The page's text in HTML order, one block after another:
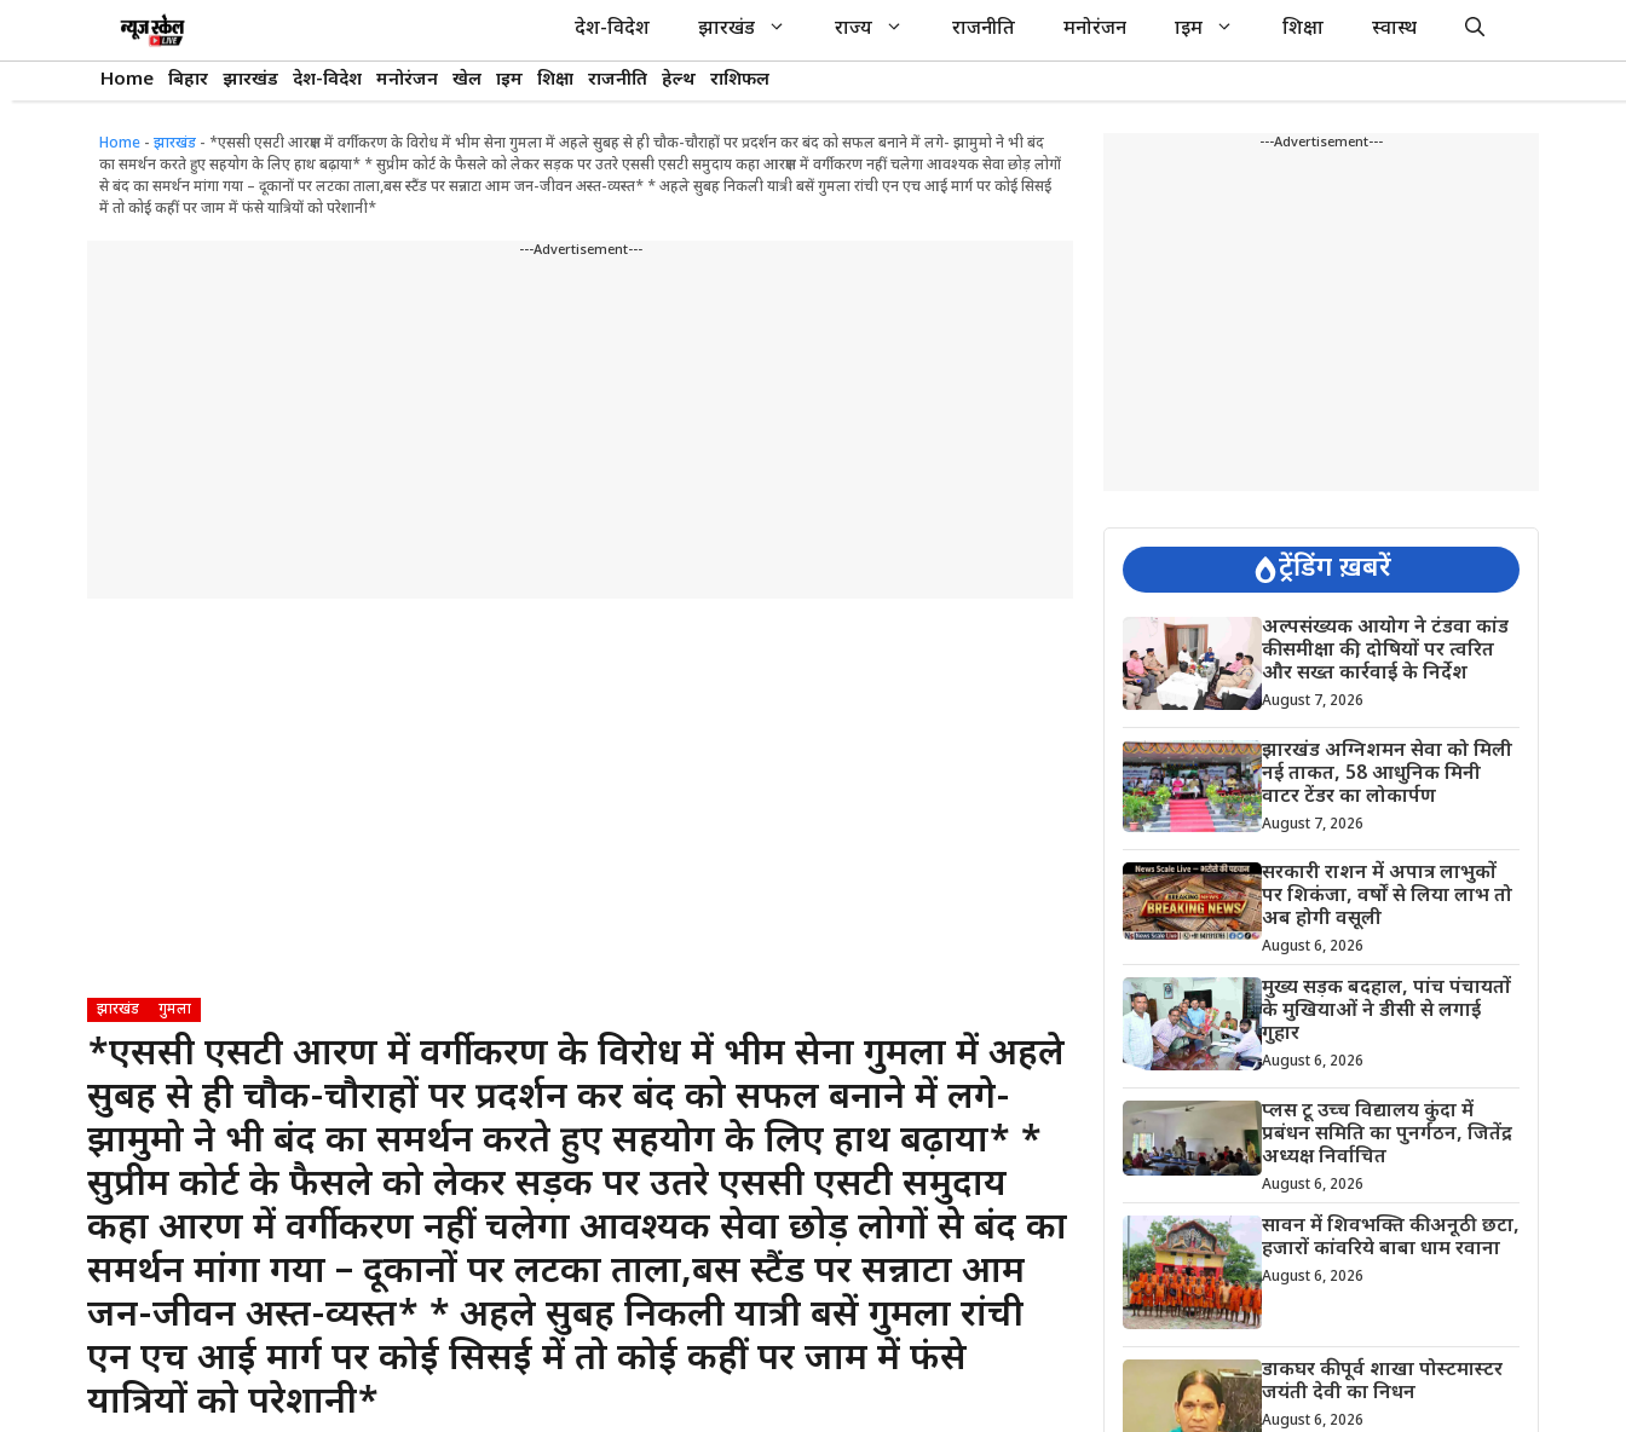
देश-विदेश झारखंड राज्य राजनीति मनोरंजन क्राइम शिक्षा स्वास्थ
Home बिहार झारखंड देश-विदेश मनोरंजन खेल क्राइम शिक्षा राजनीति हेल्थ राशिफल
Home - झारखंड - *एससी एसटी आरक्षण में वर्गीकरण के विरोध में भीम सेना गुमला में अहले सुबह से ही चौक-चौराहों पर प्रदर्शन कर बंद को सफल बनाने में लगे- झामुमो ने भी बंद
का समर्थन करते हुए सहयोग के लिए हाथ बढ़ाया* * सुप्रीम कोर्ट के फैसले को लेकर सड़क पर उतरे एससी एसटी समुदाय कहा आरक्षण में वर्गीकरण नहीं चलेगा आवश्यक सेवा छोड़ लोगों
से बंद का समर्थन मांगा गया – दूकानों पर लटका ताला,बस स्टैंड पर सन्नाटा आम जन-जीवन अस्त-व्यस्त* * अहले सुबह निकली यात्री बसें गुमला रांची एन एच आई मार्ग पर कोई सिसई
में तो कोई कहीं पर जाम में फंसे यात्रियों को परेशानी*
---Advertisement---
झारखंड गुमला
*एससी एसटी आरक्षण में वर्गीकरण के विरोध में भीम सेना गुमला में अहले
सुबह से ही चौक-चौराहों पर प्रदर्शन कर बंद को सफल बनाने में लगे-
झामुमो ने भी बंद का समर्थन करते हुए सहयोग के लिए हाथ बढ़ाया* *
सुप्रीम कोर्ट के फैसले को लेकर सड़क पर उतरे एससी एसटी समुदाय
कहा आरक्षण में वर्गीकरण नहीं चलेगा आवश्यक सेवा छोड़ लोगों से बंद का
समर्थन मांगा गया – दूकानों पर लटका ताला,बस स्टैंड पर सन्नाटा आम
जन-जीवन अस्त-व्यस्त* * अहले सुबह निकली यात्री बसें गुमला रांची
एन एच आई मार्ग पर कोई सिसई में तो कोई कहीं पर जाम में फंसे
यात्रियों को परेशानी*
---Advertisement---
ट्रेंडिंग ख़बरें
अल्पसंख्यक आयोग ने टंडवा कांड
की समीक्षा की, दोषियों पर त्वरित
और सख्त कार्रवाई के निर्देश
August 7, 2026
झारखंड अग्निशमन सेवा को मिली
नई ताकत, 58 आधुनिक मिनी
वाटर टेंडर का लोकार्पण
August 7, 2026
सरकारी राशन में अपात्र लाभुकों
पर शिकंजा, वर्षों से लिया लाभ तो
अब होगी वसूली
August 6, 2026
मुख्य सड़क बदहाल, पांच पंचायतों
के मुखियाओं ने डीसी से लगाई
गुहार
August 6, 2026
प्लस टू उच्च विद्यालय कुंदा में
प्रबंधन समिति का पुनर्गठन, जितेंद्र
अध्यक्ष निर्वाचित
August 6, 2026
सावन में शिवभक्ति की अनूठी छटा,
हजारों कांवरिये बाबा धाम रवाना
August 6, 2026
डाकघर की पूर्व शाखा पोस्टमास्टर
जयंती देवी का निधन
August 6, 2026